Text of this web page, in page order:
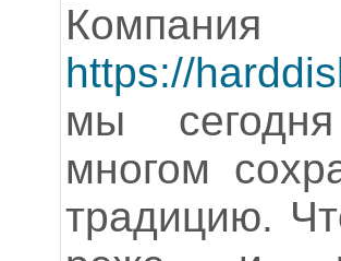
https://
мы
многом
традицию.